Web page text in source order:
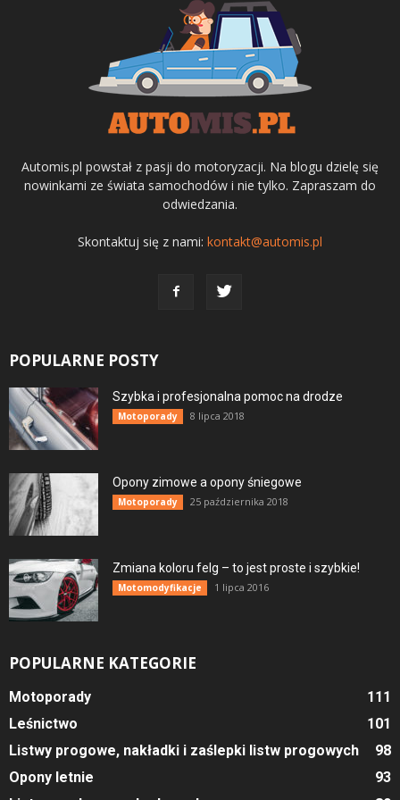
Automis.pl powstał z pasji do motoryzacji. Na blogu dzielę się
nowinkami ze świata samochodów i nie tylko. Zapraszam do
odwiedzania.
Skontaktuj się z nami: kontakt@automis.pl
POPULARNE POSTY
Szybka i profesjonalna pomoc na drodze
Motoporady 8 lipca 2018
Opony zimowe a opony śniegowe
Motoporady 25 października 2018
Zmiana koloru felg – to jest proste i szybkie!
Motomodyfikacje 1 lipca 2016
POPULARNE KATEGORIE
Motoporady
111
Leśnictwo
101
Listwy progowe, nakładki i zaślepki listw progowych
98
Opony letnie
93